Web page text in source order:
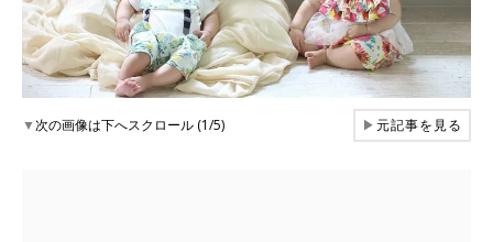
▼次の画像は下へスクロール (1/5) ▶元記事を見る